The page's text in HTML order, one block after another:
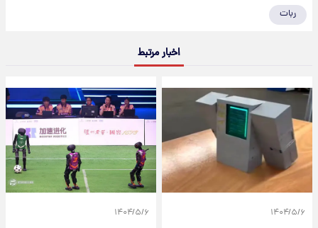
ربات
اخبار مرتبط
۱۴۰۴/۵/۶ ۱۴۰۴/۵/۶